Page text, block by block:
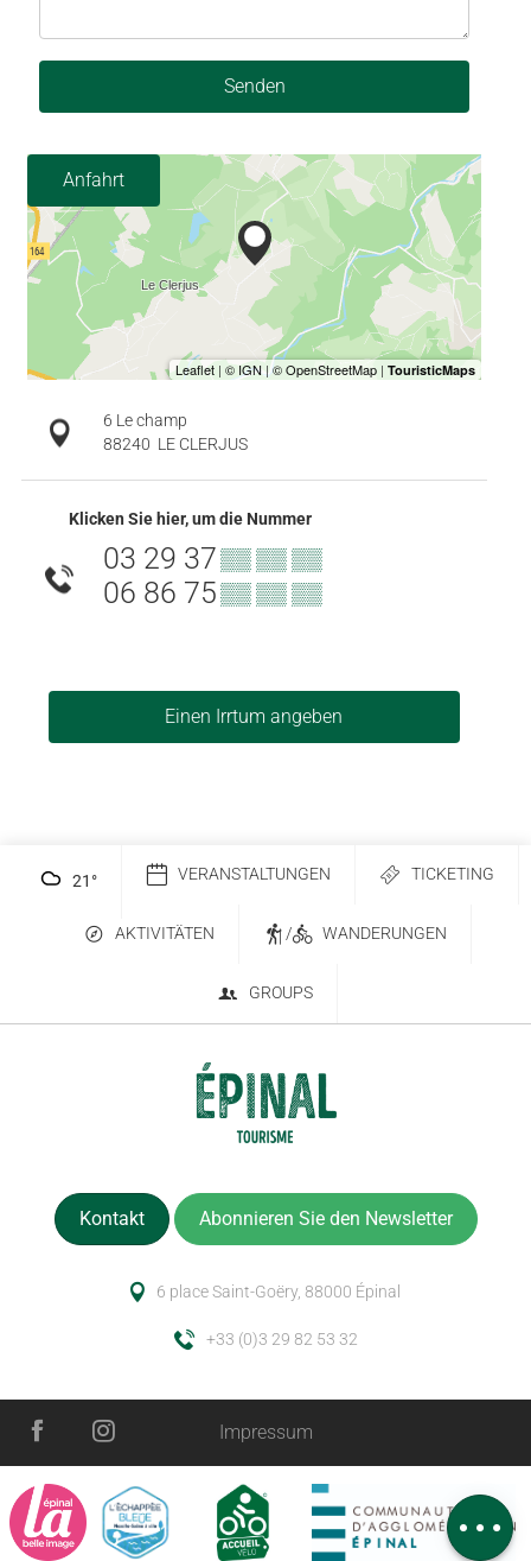
Service
Kommentare
Senden
Anfahrt
6 Le champ
88240 LE CLERJUS
Klicken Sie hier, um die Nummer
03 29 37▒▒ ▒▒ ▒▒
06 86 75▒▒ ▒▒ ▒▒
Einen Irrtum angeben
21 ° VERANSTALTUNGEN TICKETING
AKTIVITÄTEN / WANDERUNGEN
GROUPS
Kontakt Abonnieren Sie den Newsletter
6 place Saint-Goëry, 88000 Épinal
+33 (0)3 29 82 53 32
Impressum